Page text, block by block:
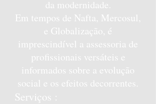
da modernidade.
Em tempos de Nafta, Mercosul,
e Globalização, é
imprescindível a assessoria de
profissionais versáteis e
informados sobre a evolução
social e os efeitos decorrentes.
Serviços :